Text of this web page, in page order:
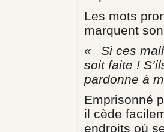
Les mots
marquent
«
Si ces
soit faite !
pardonne à
Emprisonné
il cède
endroits où